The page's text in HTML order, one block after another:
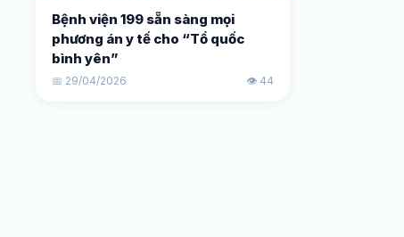
Bệnh viện 199 sẵn sàng mọi
phương án y tế cho “Tổ quốc
bình yên”
📅 29/04/2026 👁️ 44